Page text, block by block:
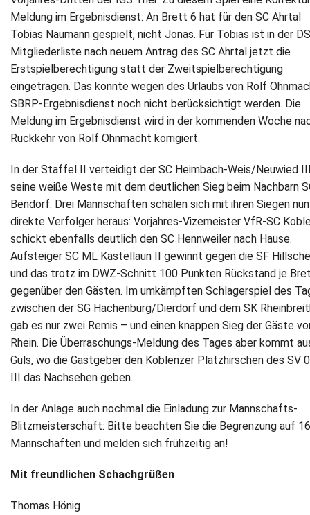
Meldung im Ergebnisdienst: An Brett 6 hat für den SC Ahrtal
Tobias Naumann gespielt, nicht Jonas. Für Tobias ist in der
Mitgliederliste nach neuem Antrag des SC Ahrtal jetzt die
Erstspielberechtigung statt der Zweitspielberechtigung
eingetragen. Das konnte wegen des Urlaubs von Rolf
SBRP-Ergebnisdienst noch nicht berücksichtigt werden. Die
Meldung im Ergebnisdienst wird in der kommenden Woche
Rückkehr von Rolf Ohnmacht korrigiert.
In der Staffel II verteidigt der SC Heimbach-Weis/Neuwied
seine weiße Weste mit dem deutlichen Sieg beim Nachbarn
Bendorf. Drei Mannschaften schälen sich mit ihren Siegen
direkte Verfolger heraus: Vorjahres-Vizemeister VfR-SC
schickt ebenfalls deutlich den SC Hennweiler nach Hause.
Aufsteiger SC ML Kastellaun II gewinnt gegen die SF
und das trotz im DWZ-Schnitt 100 Punkten Rückstand je
gegenüber den Gästen. Im umkämpften Schlagerspiel des
zwischen der SG Hachenburg/Dierdorf und dem SK
gab es nur zwei Remis – und einen knappen Sieg der Gäste
Rhein. Die Überraschungs-Meldung des Tages aber kommt
Güls, wo die Gastgeber den Koblenzer Platzhirschen des SV
III das Nachsehen geben.
In der Anlage auch nochmal die Einladung zur Mannschafts-
Blitzmeisterschaft: Bitte beachten Sie die Begrenzung auf 16
Mannschaften und melden sich frühzeitig an!
Mit freundlichen Schachgrüßen
Thomas Hönig